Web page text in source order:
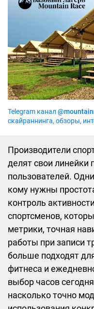
Telegram канал
скайраннинга, обзоры,
Производители
делят свои линейки
пользователей.
кому нужны
контроль
спортсменов,
метрики, точная
работы при записи
больше подходят
фитнеса и
выбор часов
насколько точно